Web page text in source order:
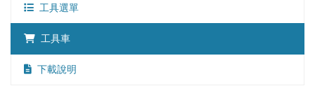
工具選單
工具車
下載說明